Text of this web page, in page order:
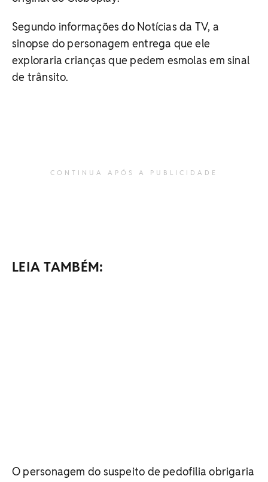
Segundo informações do Notícias da TV, a
sinopse do personagem entrega que ele
exploraria crianças que pedem esmolas em sinal
de trânsito.
CONTINUA APÓS A PUBLICIDADE
LEIA TAMBÉM:
O personagem do suspeito de pedofilia obrigaria